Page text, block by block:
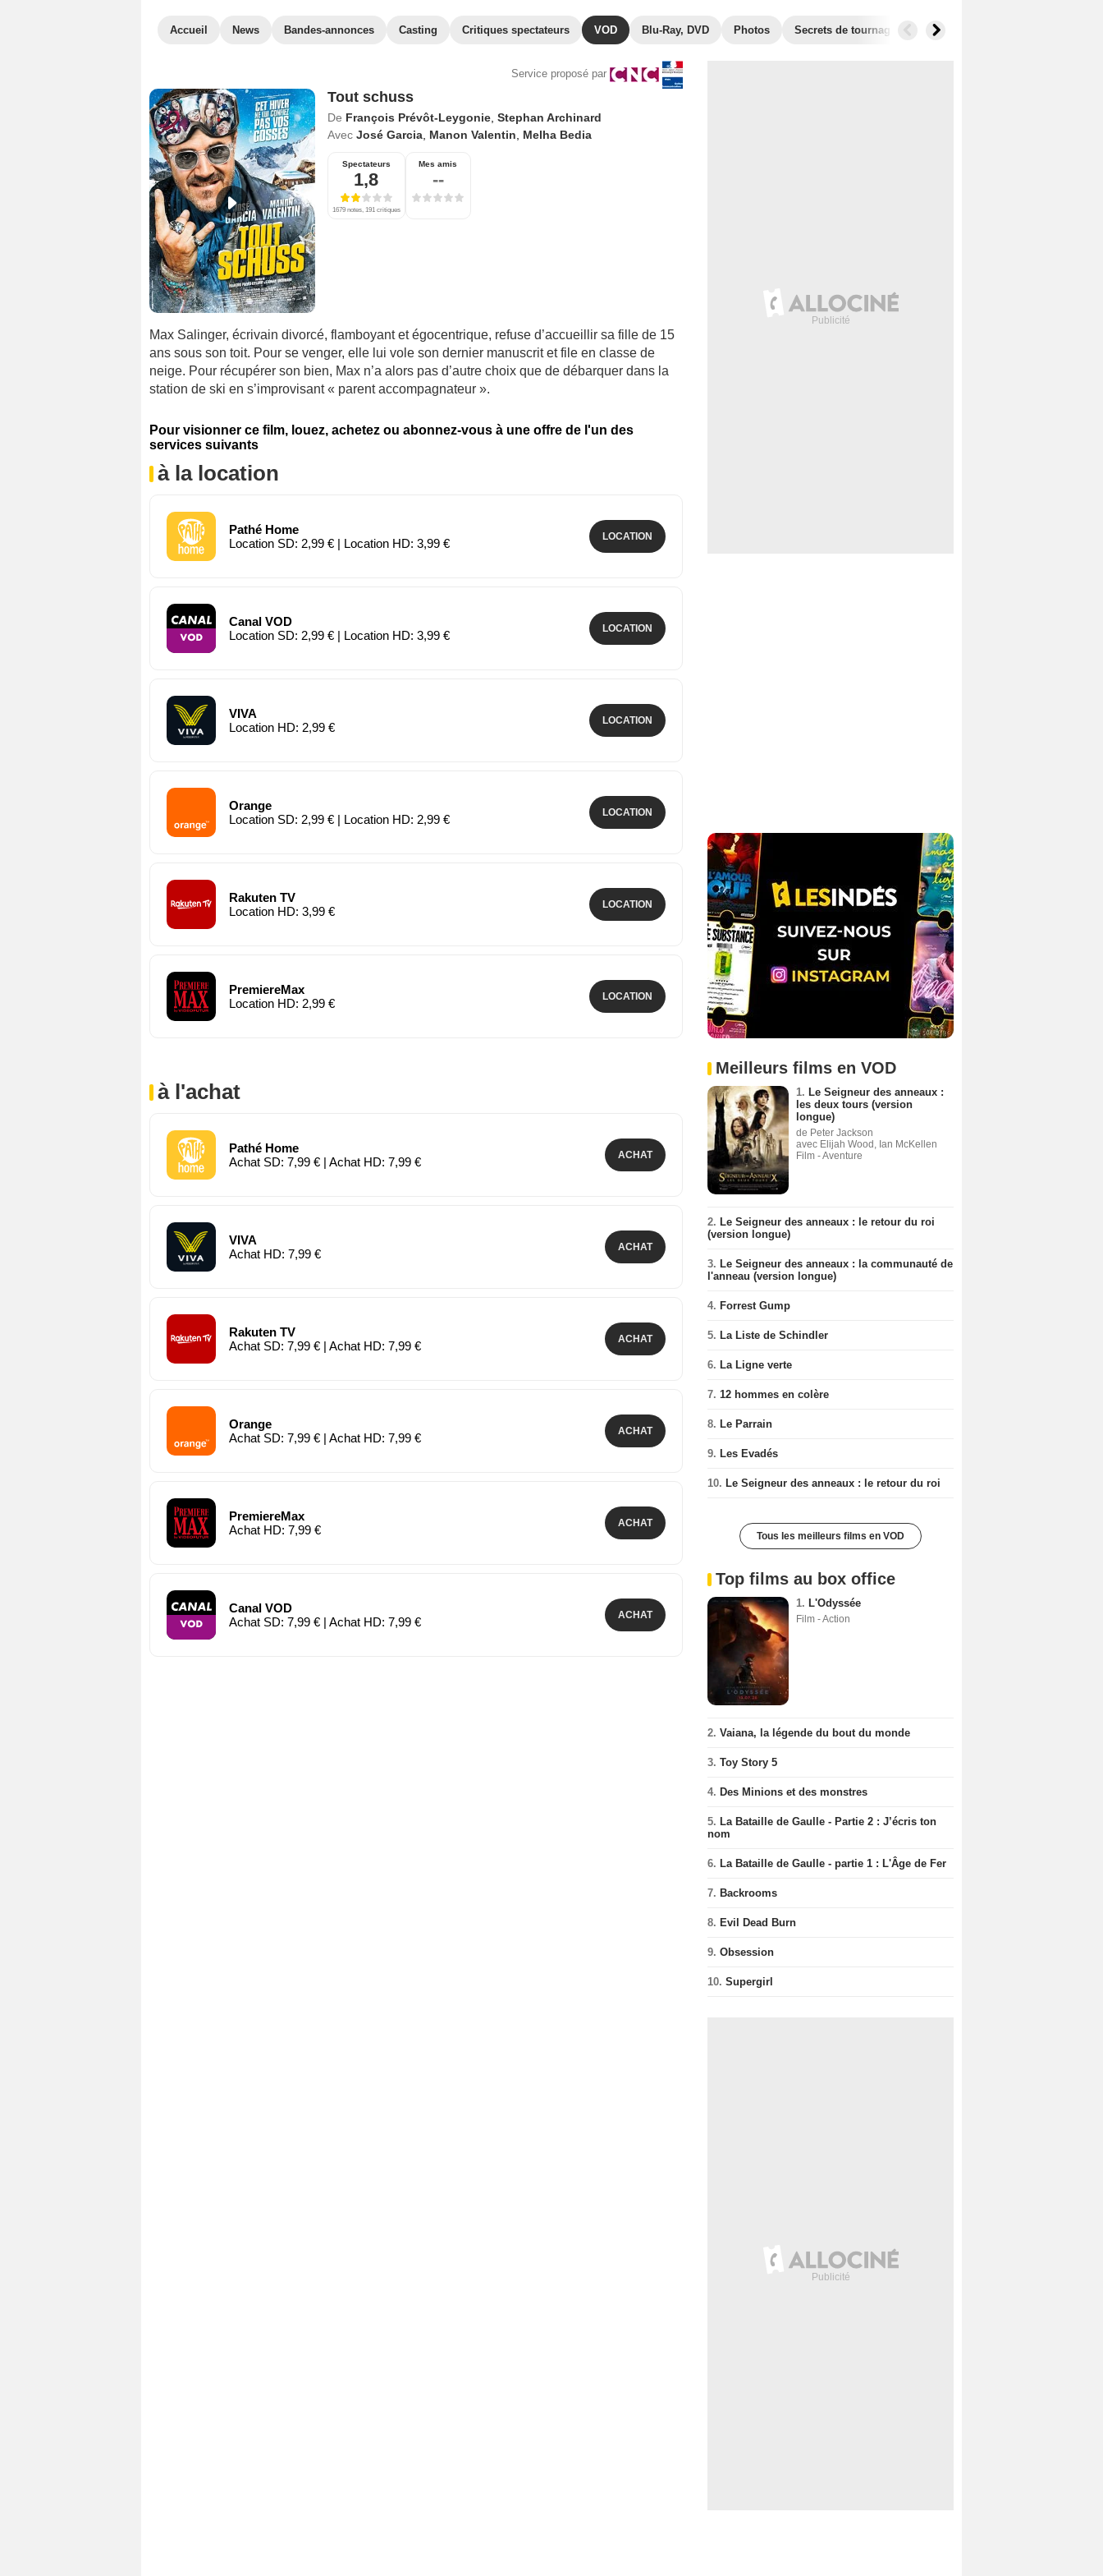
Accueil News Bandes-annonces Casting Critiques spectateurs VOD Blu-Ray, DVD Photos Secrets de tournage Box Office
Service proposé par
Tout schuss
De François Prévôt-Leygonie, Stephan Archinard
Avec José Garcia, Manon Valentin Melha Bedia
Spectateurs
1,8
1679 notes, 191 critiques
Mes amis
--
Max Salinger, écrivain divorcé, flamboyant et égocentrique, refuse d’accueillir sa fille de 15
ans sous son toit. Pour se venger, elle lui vole son dernier manuscrit et file en classe de
neige. Pour récupérer son bien, Max n’a alors pas d’autre choix que de débarquer dans la
station de ski en s’improvisant « parent accompagnateur ».
Pour visionner ce film, louez, achetez ou abonnez-vous à une offre de l'un des
services suivants
à la location
Pathé Home
Location SD: 2,99 € | Location HD: 3,99 €
LOCATION
Canal VOD
Location SD: 2,99 € | Location HD: 3,99 €
LOCATION
VIVA
Location HD: 2,99 €
LOCATION
Orange
Location SD: 2,99 € | Location HD: 2,99 €
LOCATION
Rakuten TV
Location HD: 3,99 €
LOCATION
PremiereMax
Location HD: 2,99 €
LOCATION
à l'achat
Pathé Home
Achat SD: 7,99 € | Achat HD: 7,99 €
ACHAT
VIVA
Achat HD: 7,99 €
ACHAT
Rakuten TV
Achat SD: 7,99 € | Achat HD: 7,99 €
ACHAT
Orange
Achat SD: 7,99 € | Achat HD: 7,99 €
ACHAT
PremiereMax
Achat HD: 7,99 €
ACHAT
Canal VOD
Achat SD: 7,99 € | Achat HD: 7,99 €
ACHAT
Meilleurs films en VOD
1. Le Seigneur des anneaux :
les deux tours (version
longue)
de Peter Jackson
avec Elijah Wood, Ian McKellen
Film - Aventure
2. Le Seigneur des anneaux : le retour du roi
(version longue)
3. Le Seigneur des anneaux : la communauté de
l'anneau (version longue)
4. Forrest Gump
5. La Liste de Schindler
6. La Ligne verte
7. 12 hommes en colère
8. Le Parrain
9. Les Evadés
10. Le Seigneur des anneaux : le retour du roi
Tous les meilleurs films en VOD
Top films au box office
1. L'Odyssée
Film - Action
2. Vaiana, la légende du bout du monde
3. Toy Story 5
4. Des Minions et des monstres
5. La Bataille de Gaulle - Partie 2 : J’écris ton
nom
6. La Bataille de Gaulle - partie 1 : L'Âge de Fer
7. Backrooms
8. Evil Dead Burn
9. Obsession
10. Supergirl